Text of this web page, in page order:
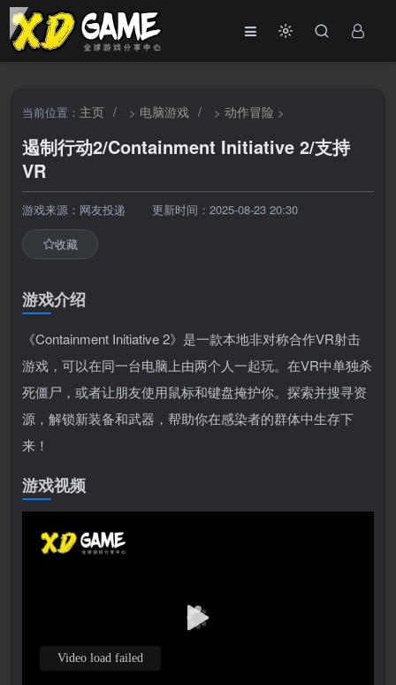
当前位置： 主页 / > 电脑游戏 / >动作冒险 >
遏制行动2/Containment Initiative 2/支持
VR
游戏来源：网友投递 更新时间：2025-08-23 20:30
收藏
游戏介绍
《Containment Initiative 2》是一款本地非对称合作VR射击
游戏，可以在同一台电脑上由两个人一起玩。在VR中单独杀
死僵尸，或者让朋友使用鼠标和键盘掩护你。探索并搜寻资
源，解锁新装备和武器，帮助你在感染者的群体中生存下
来！
游戏视频